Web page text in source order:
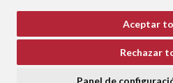
funcionamiento de la web y sus
Si acepta pulsando el botón
consideramos que acepta su
Aceptar
Rechazar
Panel de